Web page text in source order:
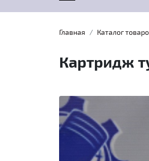
Главная Каталог
Картридж